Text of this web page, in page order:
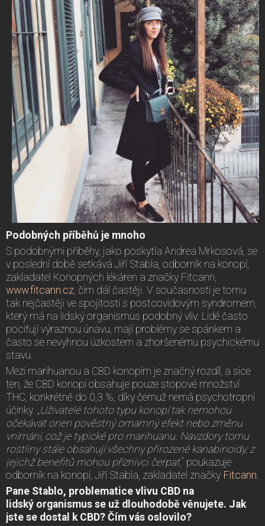
Podobných příběhů je mnoho
S podobnými příběhy, jako poskytla Andrea Mrkosová, se
v poslední době setkává Jiří Stabla, odborník na konopí,
zakladatel Konopných lékáren a značky Fitcann,
www.fitcann.cz , čím dál častěji. V současnosti je tomu
tak nejčastěji ve spojitosti s postcovidovým syndromem,
který má na lidský organismus podobný vliv. Lidé často
pociťují výraznou únavu, mají problémy se spánkem a
často se nevyhnou úzkostem a zhoršenému psychickému
stavu.
Mezi marihuanou a CBD konopím je značný rozdíl, a sice
ten, že CBD konopí obsahuje pouze stopové množství
THC, konkrétně do 0,3 %, díky čemuž nemá psychotropní
účinky. „Uživatelé tohoto typu konopí tak nemohou
očekávat onen pověstný omamný efekt nebo změnu
vnímání, což je typické pro marihuanu. Navzdory tomu
rostliny stále obsahují všechny přirozené kanabinoidy, z
jejichž benefitů mohou příznivci čerpat,“ poukazuje
odborník na konopí, Jiří Stabla, zakladatel značky Fitcann
Pane Stablo, problematice vlivu CBD na
lidský organismus se už dlouhodobě věnujete. Jak
jste se dostal k CBD? Čím vás oslovilo?